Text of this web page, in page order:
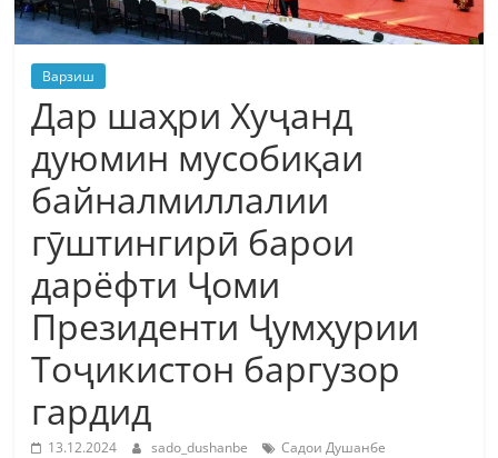
Варзиш
Дар шаҳри Хуҷанд
дуюмин мусобиқаи
байналмиллалии
гӯштингирӣ барои
дарёфти Ҷоми
Президенти Ҷумҳурии
Тоҷикистон баргузор
гардид
13.12.2024 sado_dushanbe Садои Душанбе